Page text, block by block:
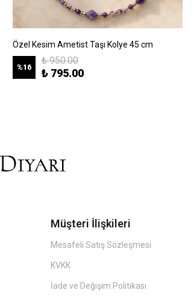
Özel Kesim Ametist Taşı Kolye 45 cm
%16
₺ 950.00
₺ 795.00
Müşteri İlişkileri
Mesafeli Satış Sözleşmesi
KVKK
İade ve Değişim Politikası